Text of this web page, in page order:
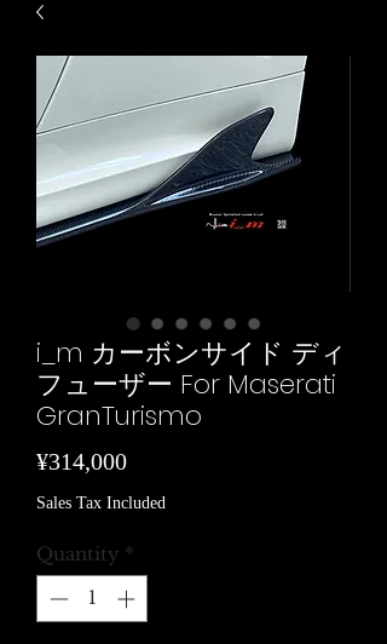
i_m カーボンサイド ディ
フューザー For Maserati
GranTurismo
¥314,000Price
Sales Tax Included
Quantity *